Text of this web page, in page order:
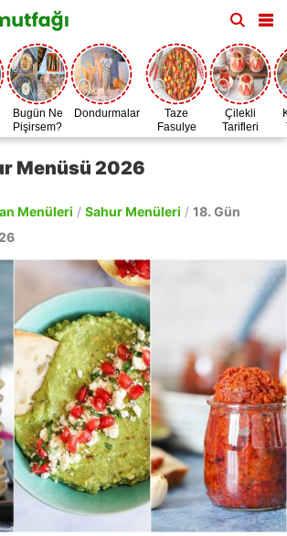
Bugün Ne
Pişirsem?
Dondurmalar
Taze
Fasulye
Zamanı
Çilekli
Tarifleri
Menüsü 2026
Menüleri / Sahur Menüleri / 18. Gün